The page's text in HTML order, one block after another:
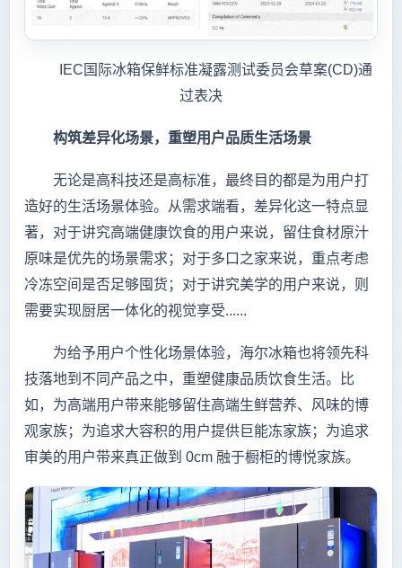
IEC国际冰箱保鲜标准凝露测试委员会草案(CD)通
过表决
构筑差异化场景，重塑用户品质生活场景
无论是高科技还是高标准，最终目的都是为用户打
造好的生活场景体验。从需求端看，差异化这一特点显
著，对于讲究高端健康饮食的用户来说，留住食材原汁
原味是优先的场景需求；对于多口之家来说，重点考虑
冷冻空间是否足够囤货；对于讲究美学的用户来说，则
需要实现厨居一体化的视觉享受......
为给予用户个性化场景体验，海尔冰箱也将领先科
技落地到不同产品之中，重塑健康品质饮食生活。比
如，为高端用户带来能够留住高端生鲜营养、风味的博
观家族；为追求大容积的用户提供巨能冻家族；为追求
审美的用户带来真正做到 0cm 融于橱柜的博悦家族。